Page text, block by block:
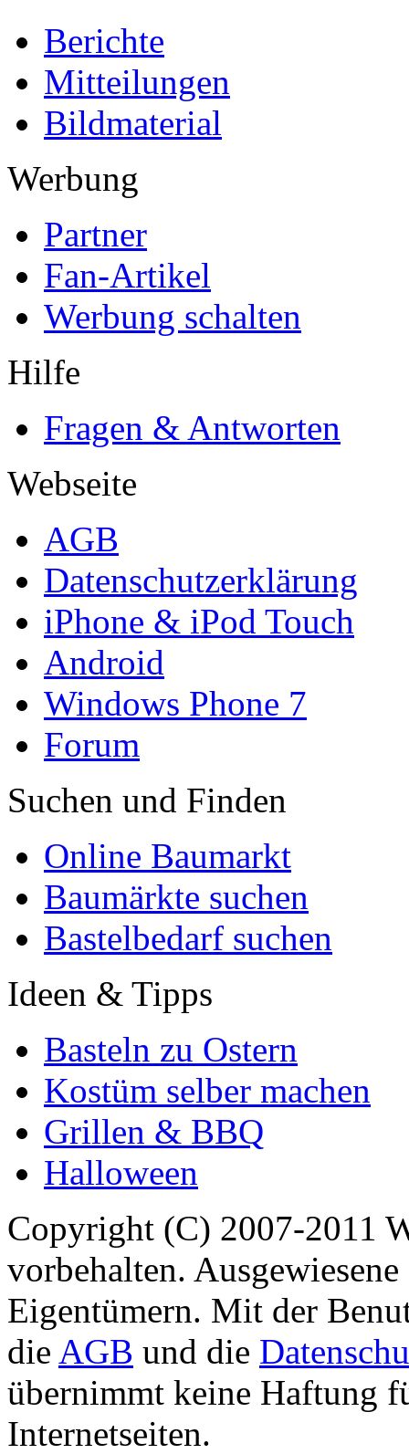
Berichte
Mitteilungen
Bildmaterial
Werbung
Partner
Fan-Artikel
Werbung schalten
Hilfe
Fragen & Antworten
Webseite
AGB
Datenschutzerklärung
iPhone & iPod Touch
Android
Windows Phone 7
Forum
Suchen und Finden
Online Baumarkt
Baumärkte suchen
Bastelbedarf suchen
Ideen & Tipps
Basteln zu Ostern
Kostüm selber machen
Grillen & BBQ
Halloween
Copyright (C) 2007-2011
vorbehalten.
Eigentümern. Mit der
die AGB und die
übernimmt keine Haftung
Internetseiten.